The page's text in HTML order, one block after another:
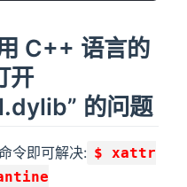
C++ 语言的
开
的问题
令即可解决: $ xattr